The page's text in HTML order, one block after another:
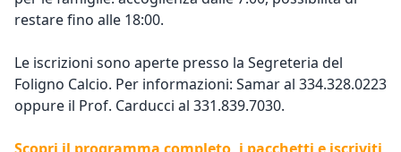
restare fino alle 18:00.
Le iscrizioni sono aperte presso la Segreteria del
Foligno Calcio. Per informazioni: Samar al 334.328.0223
oppure il Prof. Carducci al 331.839.7030.